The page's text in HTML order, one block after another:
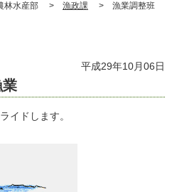
林水産部 > 漁政課 > 漁業調整班
平成29年10月06日
業
イドします。